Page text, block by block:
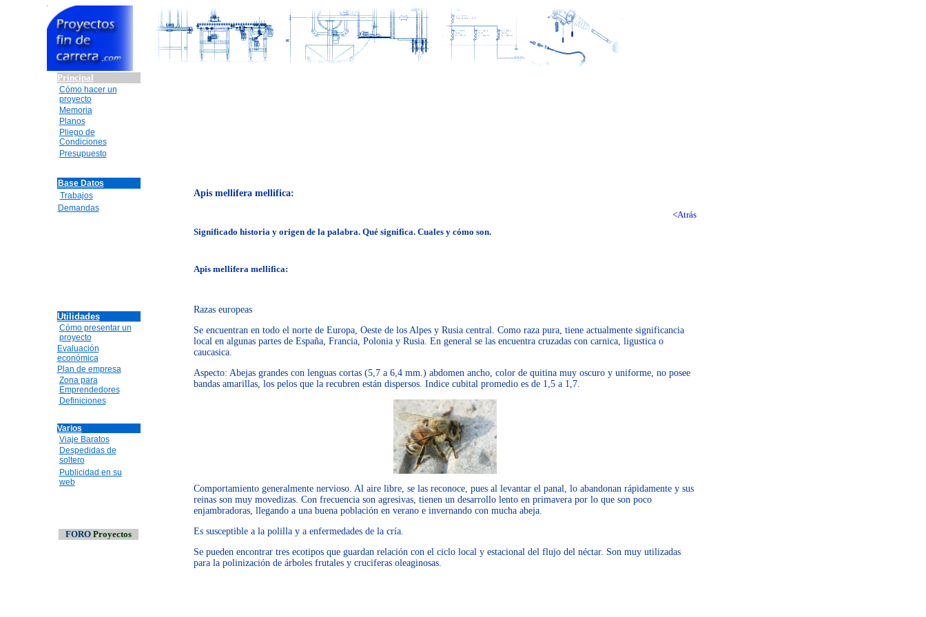
Principal
Cómo hacer un
proyecto
Memoria
Planos
Pliego de
Condiciones
Presupuesto
Base Datos
Trabajos
Demandas
Utilidades
Cómo presentar un
proyecto
Evaluación
económica
Plan de empresa
Zona para
Emprendedores
Definiciones
Varios
Viaje Baratos
Despedidas de
soltero
Publicidad en su
web
FORO Proyectos
Apis mellifera mellifica:
<Atrás
Significado historia y origen de la palabra. Qué significa. Cuales y cómo son.
Apis mellifera mellifica:
Razas europeas
Se encuentran en todo el norte de Europa, Oeste de los Alpes y Rusia central. Como raza pura, tiene actualmente significancia
local en algunas partes de España, Francia, Polonia y Rusia. En general se las encuentra cruzadas con carnica, ligustica o
caucasica.
Aspecto: Abejas grandes con lenguas cortas (5,7 a 6,4 mm.) abdomen ancho, color de quitina muy oscuro y uniforme, no posee
bandas amarillas, los pelos que la recubren están dispersos. Indice cubital promedio es de 1,5 a 1,7.
Comportamiento generalmente nervioso. Al aire libre, se las reconoce, pues al levantar el panal, lo abandonan rápidamente y sus
reinas son muy movedizas. Con frecuencia son agresivas, tienen un desarrollo lento en primavera por lo que son poco
enjambradoras, llegando a una buena población en verano e invernando con mucha abeja.
Es susceptible a la polilla y a enfermedades de la cría.
Se pueden encontrar tres ecotipos que guardan relación con el ciclo local y estacional del flujo del néctar. Son muy utilizadas
para la polinización de árboles frutales y cruciferas oleaginosas.